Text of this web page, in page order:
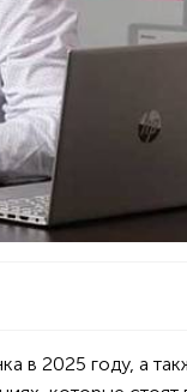
в 2025 году, а